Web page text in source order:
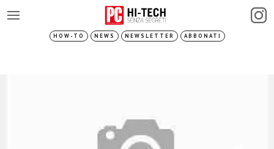
HOW-TO NEWS NEWSLETTER ABBONATI